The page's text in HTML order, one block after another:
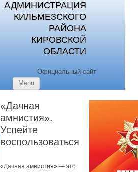
АДМИНИСТРАЦИЯ
КИЛЬМЕЗСКОГО
РАЙОНА
КИРОВСКОЙ
ОБЛАСТИ
Официальный сайт
Menu
«Дачная
амнистия».
Успейте
воспользоваться
«Дачная амнистия» — это